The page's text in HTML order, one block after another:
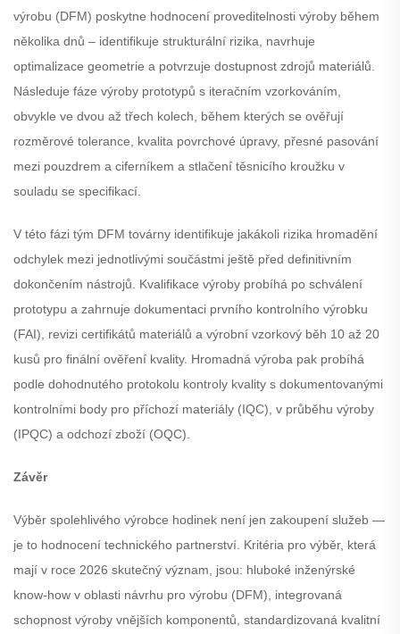
výrobu (DFM) poskytne hodnocení proveditelnosti výroby během
několika dnů – identifikuje strukturální rizika, navrhuje
optimalizace geometrie a potvrzuje dostupnost zdrojů materiálů.
Následuje fáze výroby prototypů s iteračním vzorkováním,
obvykle ve dvou až třech kolech, během kterých se ověřují
rozměrové tolerance, kvalita povrchové úpravy, přesné pasování
mezi pouzdrem a ciferníkem a stlačení těsnicího kroužku v
souladu se specifikací.
V této fázi tým DFM továrny identifikuje jakákoli rizika hromadění
odchylek mezi jednotlivými součástmi ještě před definitivním
dokončením nástrojů. Kvalifikace výroby probíhá po schválení
prototypu a zahrnuje dokumentaci prvního kontrolního výrobku
(FAI), revizi certifikátů materiálů a výrobní vzorkový běh 10 až 20
kusů pro finální ověření kvality. Hromadná výroba pak probíhá
podle dohodnutého protokolu kontroly kvality s dokumentovanými
kontrolními body pro příchozí materiály (IQC), v průběhu výroby
(IPQC) a odchozí zboží (OQC).
Závěr
Výběr spolehlivého výrobce hodinek není jen zakoupení služeb —
je to hodnocení technického partnerství. Kritéria pro výběr, která
mají v roce 2026 skutečný význam, jsou: hluboké inženýrské
know-how v oblasti návrhu pro výrobu (DFM), integrovaná
schopnost výroby vnějších komponentů, standardizovaná kvalitní